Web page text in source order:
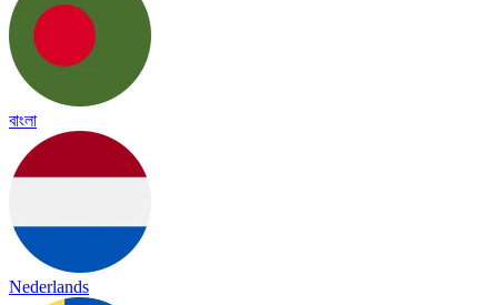
বাংলা
Nederlands